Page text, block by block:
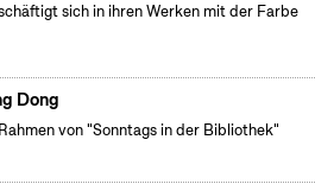
sich in ihren Werken mit der Farbe
Dong
von "Sonntags in der Bibliothek"